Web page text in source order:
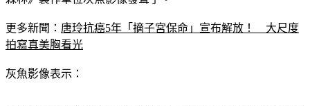
更多新聞： 唐玲抗癌5年「摘子宮保命」宣布解放！　大尺度
拍寫真美胸看光
灰魚影像表示：